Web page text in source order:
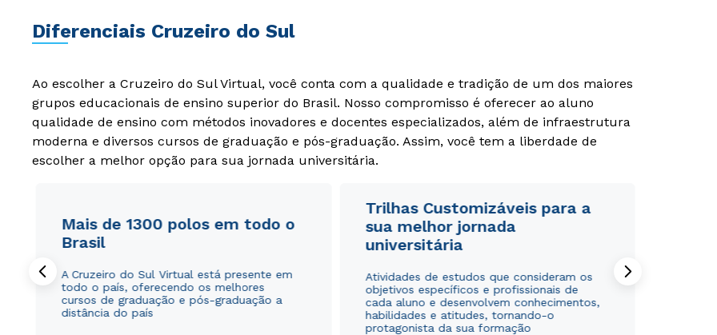
Diferenciais Cruzeiro do Sul
Ao escolher a Cruzeiro do Sul Virtual, você conta com a qualidade e tradição de um dos maiores
grupos educacionais de ensino superior do Brasil. Nosso compromisso é oferecer ao aluno
qualidade de ensino com métodos inovadores e docentes especializados, além de infraestrutura
moderna e diversos cursos de graduação e pós-graduação. Assim, você tem a liberdade de
escolher a melhor opção para sua jornada universitária.
Mais de 1300 polos em todo o
Brasil
A Cruzeiro do Sul Virtual está presente em
todo o país, oferecendo os melhores
cursos de graduação e pós-graduação a
distância do país
Trilhas Customizáveis para a
sua melhor jornada
universitária
Atividades de estudos que consideram os
objetivos específicos e profissionais de
cada aluno e desenvolvem conhecimentos,
habilidades e atitudes, tornando-o
protagonista da sua formação
WhatsApp
ou
WhatsApp
ou